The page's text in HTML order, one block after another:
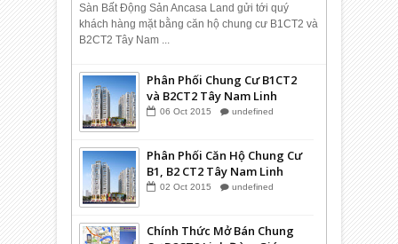
Sàn Bất Động Sản Ancasa Land gửi tới quý
khách hàng mặt bằng căn hộ chung cư B1CT2 và
B2CT2 Tây Nam ...
Phân Phối Chung Cư B1CT2
và B2CT2 Tây Nam Linh
Đàm HUD2
06 Oct 2015 undefined
Phân Phối Căn Hộ Chung Cư
B1, B2 CT2 Tây Nam Linh
Đàm
02 Oct 2015 undefined
Chính Thức Mở Bán Chung